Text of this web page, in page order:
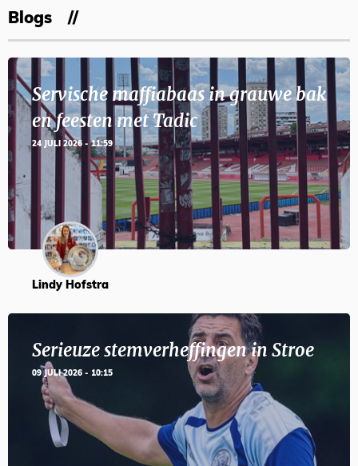
Blogs
Servische maffiabaas in grauwe bak
en feesten met Tadic
24 JULI 2026 - 11:59
Lindy Hofstra
Serieuze stemverheffingen in Stroe
09 JULI 2026 - 10:15